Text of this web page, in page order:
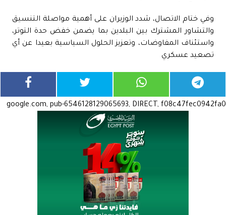
وفي ختام الاتصال، شدد الوزيران على أهمية مواصلة التنسيق
والتشاور المشترك بين البلدين بما يضمن خفض حدة التوتر،
واستئناف المفاوضات، وتعزيز الحلول السياسية بعيدا عن أي
تصعيد عسكري
google.com, pub-6546128129065693, DIRECT, f08c47fec0942fa0